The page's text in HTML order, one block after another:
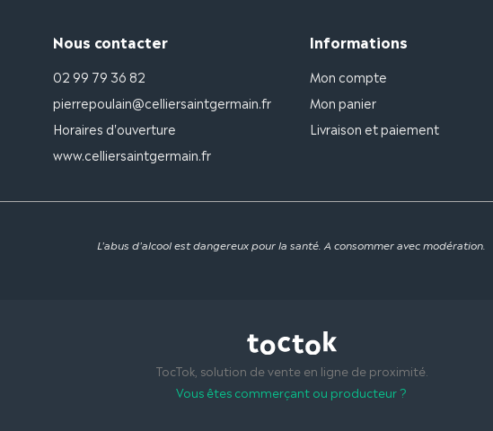
Nous contacter
02 99 79 36 82
pierrepoulain@celliersaintgermain.fr
Horaires d'ouverture
www.celliersaintgermain.fr
Informations
Mon compte
Mon panier
Livraison et paiement
L'abus d'alcool est dangereux pour la santé. A consommer avec modération.
TocTok, solution de vente en ligne de proximité.
Vous êtes commerçant ou producteur ?